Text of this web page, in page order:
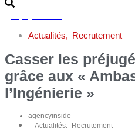
Actualités, Recrutement
Casser les
grâce aux «
l’Ingénierie »
agencyinside
- Actualités, Recrutement